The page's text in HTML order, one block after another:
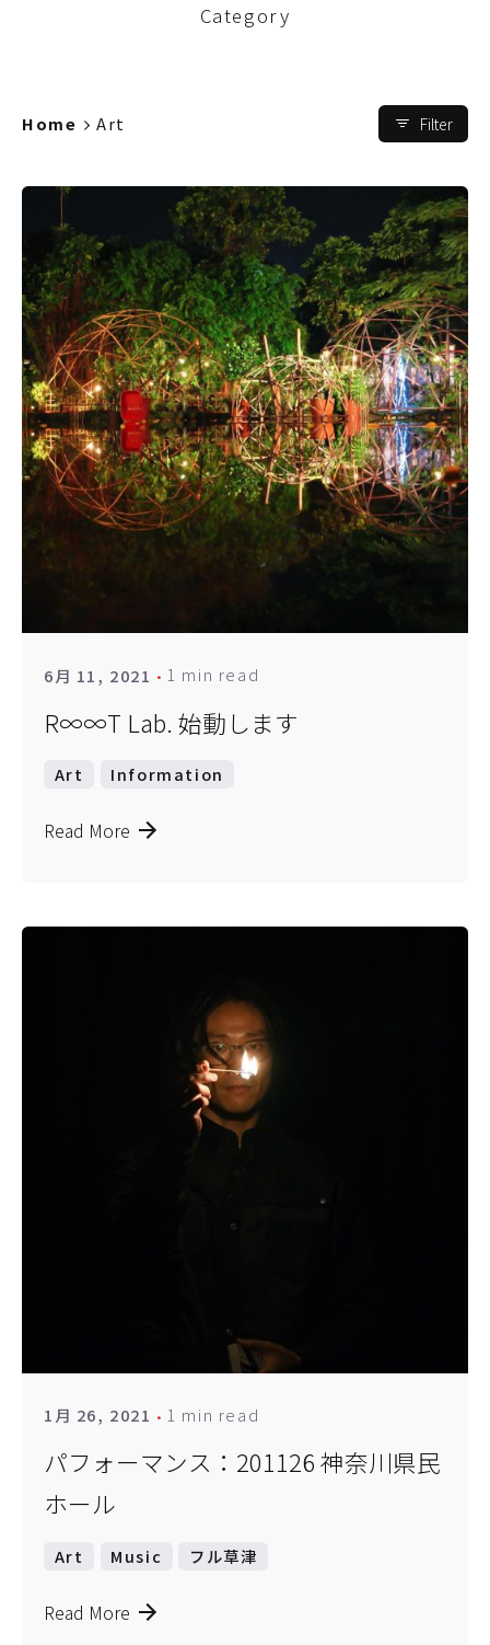
Category
Home Art Filter
6月 11, 2021 1 min read
R∞∞T Lab. 始動します
Art Information
Read More
1月 26, 2021 1 min read
パフォーマンス：201126 神奈川県民
ホール
Art Music フル草津
Read More